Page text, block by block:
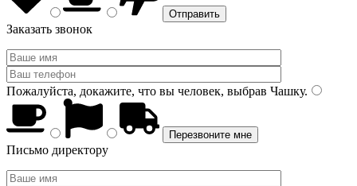
Заказать звонок
Пожалуйста, докажите, что вы человек, выбрав Чашку.
Письмо директору